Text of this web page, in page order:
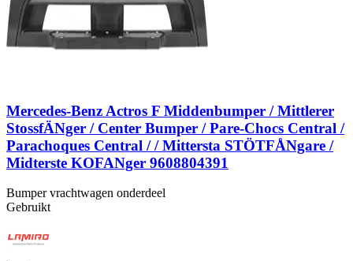
Mercedes-Benz Actros F Middenbumper / Mittlerer
StossfÄNger / Center Bumper / Pare-Chocs Central /
Parachoques Central / / Mittersta STÖTFÅNgare /
Midterste KOFANger 9608804391
Bumper vrachtwagen onderdeel
Gebruikt